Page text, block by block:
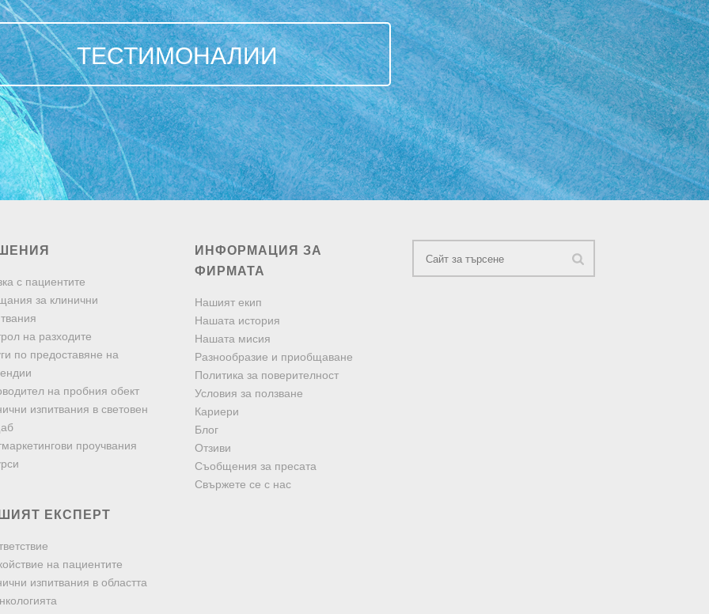
ТЕСТИМОНАЛИИ
с пациентите
за клинични
на разходите
по предоставяне на
на пробния обект
изпитвания в световен
проучвания
ЕКСПЕРТ
на пациентите
изпитвания в областта
ИНФОРМАЦИЯ ЗА
ФИРМАТА
Нашият екип
Нашата история
Нашата мисия
Разнообразие и приобщаване
Политика за поверителност
Условия за ползване
Кариери
Блог
Отзиви
Съобщения за пресата
Свържете се с нас